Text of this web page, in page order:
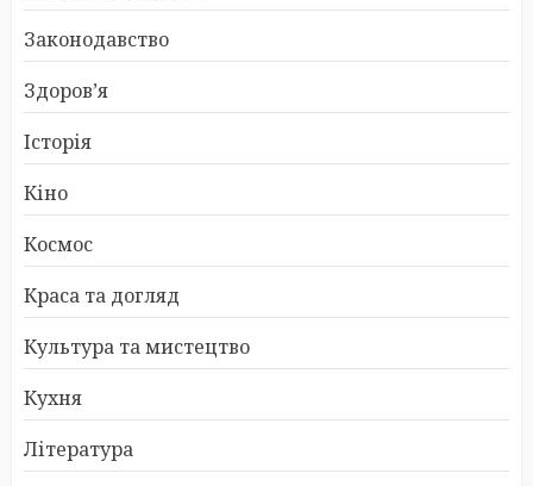
Законодавство
Здоров’я
Історія
Кіно
Космос
Краса та догляд
Культура та мистецтво
Кухня
Література